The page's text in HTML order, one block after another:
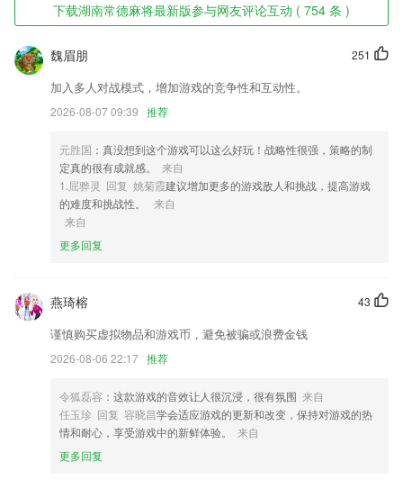
湖南常德麻将最新版软件特色
1,专门报告非物质文化遗产相关信息和完整百科知识的非物质文化遗产信
息平台。
2,随时都能通过手机达到很好的辅导效果，线上直播开课，设置提醒
3,获取最新工单任务通知，掌握最新任务消息
4,链接通知/链接新闻的兼容显示，升级后方可浏览
5,实时的进行cpu的监控进行温控的处理防止过热
6,开通“学号”，一起分享美好生活，打造广东人的美好生活新IP；
湖南常德麻将最新版软件优势
计划查缺补漏，全程智能督学，每月提分看得见。
2.可以自动处理各种弹出窗口，自动回答问题，自动验证识别码。
3.还有不同的题库可以练习，以充分掌握更丰富的知识，并立即打开学习
4.·优质的老师为你提供直播课程，这里的老师都是有很多教学经验
5.可以定制属于自己的学习资料以及报告。
6.培养具有全球视野的高端人才和具有市场竞争力的高级职业人才。
下载湖南常德麻将最新版参与网友评论互动 ( 754 条 )
251
魏眉朋
加入多人对战模式，增加游戏的竞争性和互动性。
2026-08-07 09:39 推荐
元胜国 ：真没想到这个游戏可以这么好玩！战略性很强，策略的制
定真的很有成就感。
来自
1.屈骅灵 回复 姚菊霞建议增加更多的游戏敌人和挑战，提高游戏
的难度和挑战性。
来自
来自
更多回复
43
燕琦榕
谨慎购买虚拟物品和游戏币，避免被骗或浪费金钱
2026-08-06 22:17 推荐
令狐磊容 ：这款游戏的音效让人很沉浸，很有氛围 来自
任玉珍 回复 容晓昌学会适应游戏的更新和改变，保持对游戏的热
情和耐心，享受游戏中的新鲜体验。
来自
更多回复